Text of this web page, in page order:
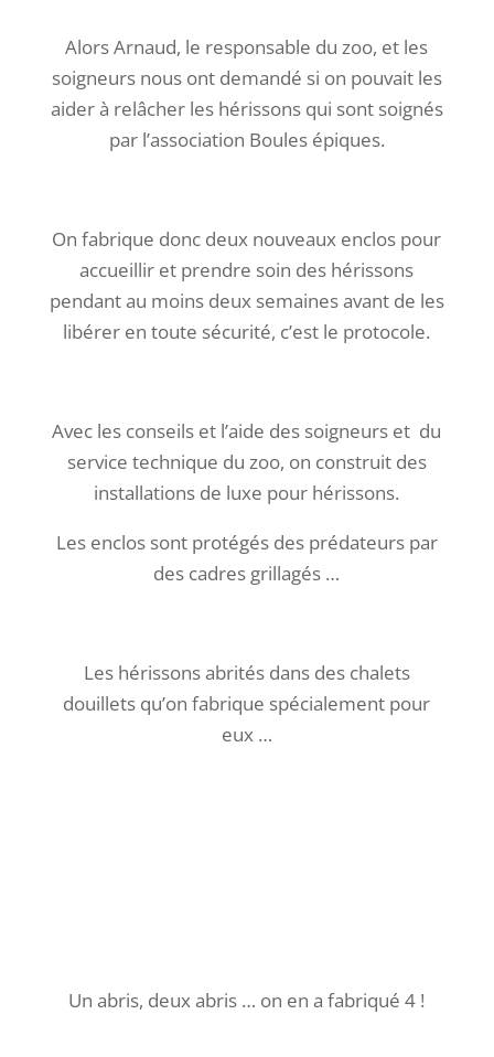
Alors Arnaud, le responsable du zoo, et les
soigneurs nous ont demandé si on pouvait les
aider à relâcher les hérissons qui sont soignés
par l’association Boules épiques.
On fabrique donc deux nouveaux enclos pour
accueillir et prendre soin des hérissons
pendant au moins deux semaines avant de les
libérer en toute sécurité, c’est le protocole.
Avec les conseils et l’aide des soigneurs et du
service technique du zoo, on construit des
installations de luxe pour hérissons.
Les enclos sont protégés des prédateurs par
des cadres grillagés …
Les hérissons abrités dans des chalets
douillets qu’on fabrique spécialement pour
eux …
petit couloir …